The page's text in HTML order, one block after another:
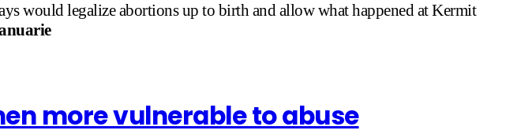
would legalize abortions up to birth and allow what happened at Kermit
more vulnerable to abuse